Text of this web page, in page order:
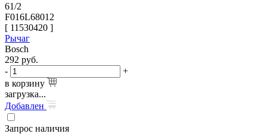
61/2
F016L68012
[ 11530420 ]
Рычаг
Bosch
292 руб.
-
+
в корзину
загрузка...
Добавлен
Запрос наличия